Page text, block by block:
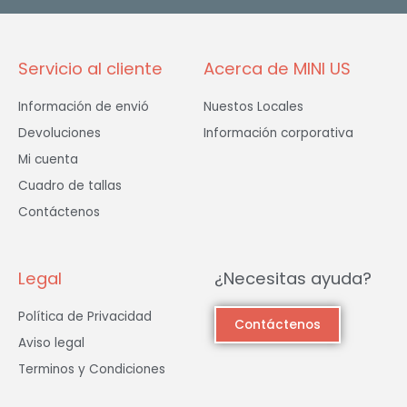
Servicio al cliente
Información de envió
Devoluciones
Mi cuenta
Cuadro de tallas
Contáctenos
Acerca de MINI US
Nuestos Locales
Información corporativa
Legal
Política de Privacidad
Aviso legal
Terminos y Condiciones
¿Necesitas ayuda?
Contáctenos